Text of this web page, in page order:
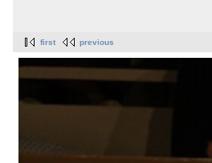
first previous